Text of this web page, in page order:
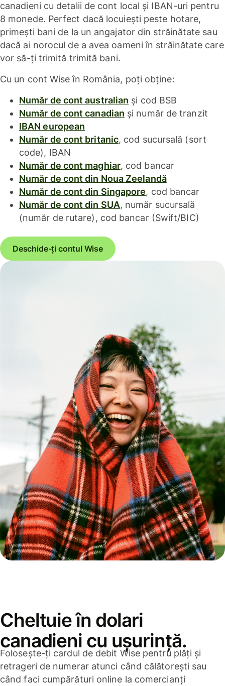
canadieni cu detalii de cont local și IBAN-uri pentru
8 monede. Perfect dacă locuiești peste hotare,
primești bani de la un angajator din străinătate sau
dacă ai norocul de a avea oameni în străinătate care
vor să-ți trimită trimită bani.
Cu un cont Wise în România, poți obține:
Număr de cont australian și cod BSB
Număr de cont canadian și număr de tranzit
IBAN european
Număr de cont britanic, cod sucursală (sort
code), IBAN
Număr de cont maghiar, cod bancar
Număr de cont din Noua Zeelandă
Număr de cont din Singapore, cod bancar
Număr de cont din SUA, număr sucursală
(număr de rutare), cod bancar (Swift/BIC)
Deschide-ți contul Wise
Cheltuie în dolari
canadieni cu ușurință.
Folosește-ți cardul de debit Wise pentru plăți și
retrageri de numerar atunci când călătorești sau
când faci cumpărături online la comercianți